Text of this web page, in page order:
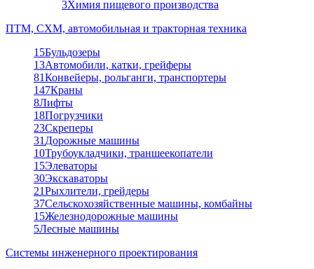
3Химия пищевого производства
ПТМ, СХМ, автомобильная и тракторная техника
15Бульдозеры
13Автомобили, катки, грейферы
81Конвейеры, рольганги, транспортеры
147Краны
8Лифты
18Погрузчики
23Скреперы
31 Дорожные машины
10Трубоукладчики, траншеекопатели
15Элеваторы
30Экскаваторы
21Рыхлители, грейдеры
37Сельскохозяйственные машины, комбайны
15Железнодорожные машины
5Лесные машины
Системы инженерного проектирования